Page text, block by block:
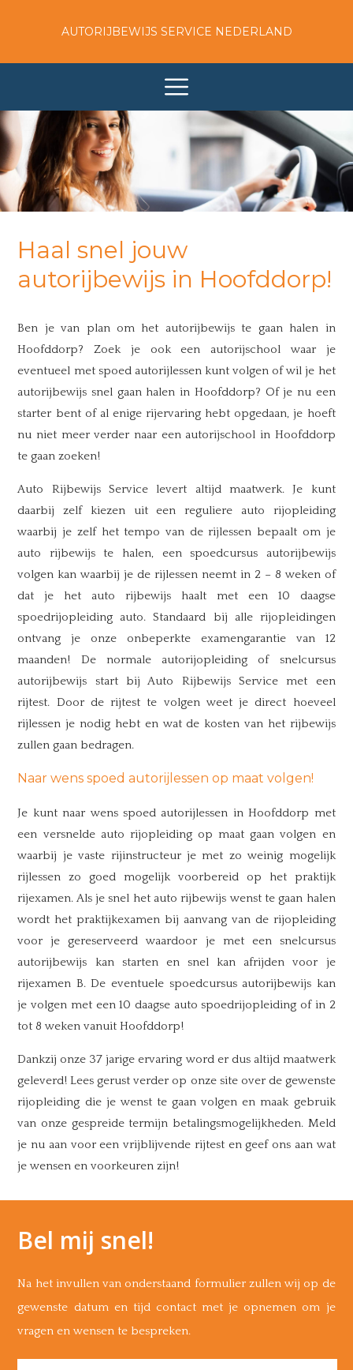
AUTORIJBEWIJS SERVICE NEDERLAND
Haal snel jouw
autorijbewijs in Hoofddorp!
Ben je van plan om het autorijbewijs te gaan halen in
Hoofddorp? Zoek je ook een autorijschool waar je
eventueel met spoed autorijlessen kunt volgen of wil je het
autorijbewijs snel gaan halen in Hoofddorp? Of je nu een
starter bent of al enige rijervaring hebt opgedaan, je hoeft
nu niet meer verder naar een autorijschool in Hoofddorp
te gaan zoeken!
Auto Rijbewijs Service levert altijd maatwerk. Je kunt
daarbij zelf kiezen uit een reguliere auto rijopleiding
waarbij je zelf het tempo van de rijlessen bepaalt om je
auto rijbewijs te halen, een spoedcursus autorijbewijs
volgen kan waarbij je de rijlessen neemt in 2 – 8 weken of
dat je het auto rijbewijs haalt met een 10 daagse
spoedrijopleiding auto. Standaard bij alle rijopleidingen
ontvang je onze onbeperkte examengarantie van 12
maanden! De normale autorijopleiding of snelcursus
autorijbewijs start bij Auto Rijbewijs Service met een
rijtest. Door de rijtest te volgen weet je direct hoeveel
rijlessen je nodig hebt en wat de kosten van het rijbewijs
zullen gaan bedragen.
Naar wens spoed autorijlessen op maat volgen!
Je kunt naar wens spoed autorijlessen in Hoofddorp met
een versnelde auto rijopleiding op maat gaan volgen en
waarbij je vaste rijinstructeur je met zo weinig mogelijk
rijlessen zo goed mogelijk voorbereid op het praktijk
rijexamen. Als je snel het auto rijbewijs wenst te gaan halen
wordt het praktijkexamen bij aanvang van de rijopleiding
voor je gereserveerd waardoor je met een snelcursus
autorijbewijs kan starten en snel kan afrijden voor je
rijexamen B. De eventuele spoedcursus autorijbewijs kan
je volgen met een 10 daagse auto spoedrijopleiding of in 2
tot 8 weken vanuit Hoofddorp!
Dankzij onze 37 jarige ervaring word er dus altijd maatwerk
geleverd! Lees gerust verder op onze site over de gewenste
rijopleiding die je wenst te gaan volgen en maak gebruik
van onze gespreide termijn betalingsmogelijkheden. Meld
je nu aan voor een vrijblijvende rijtest en geef ons aan wat
je wensen en voorkeuren zijn!
Bel mij snel!
Na het invullen van onderstaand formulier zullen wij op de
gewenste datum en tijd contact met je opnemen om je
vragen en wensen te bespreken.